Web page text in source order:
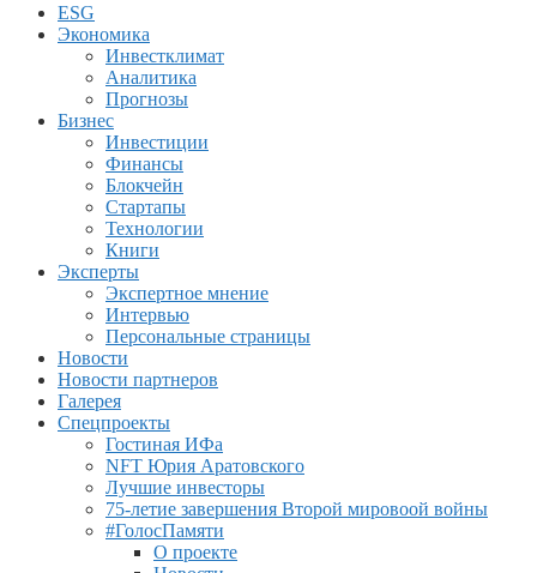
ESG
Экономика
Инвестклимат
Аналитика
Прогнозы
Бизнес
Инвестиции
Финансы
Блокчейн
Стартапы
Технологии
Книги
Эксперты
Экспертное мнение
Интервью
Персональные страницы
Новости
Новости партнеров
Галерея
Спецпроекты
Гостиная ИФа
NFT Юрия Аратовского
Лучшие инвесторы
75-летие завершения Второй мировоой войны
#ГолосПамяти
О проекте